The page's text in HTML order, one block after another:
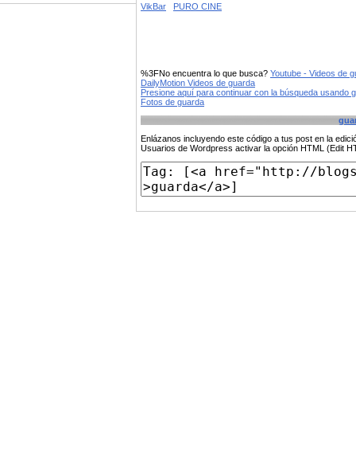
VikBar
PURO CINE
%3FNo encuentra lo que busca? Youtube - Videos de
DailyMotion Videos de guarda
Presione aquí para continuar con la búsqueda usando
Fotos de guarda
Enlázanos incluyendo este código a tus post en la
Usuarios de Wordpress activar la opción HTML (Edit